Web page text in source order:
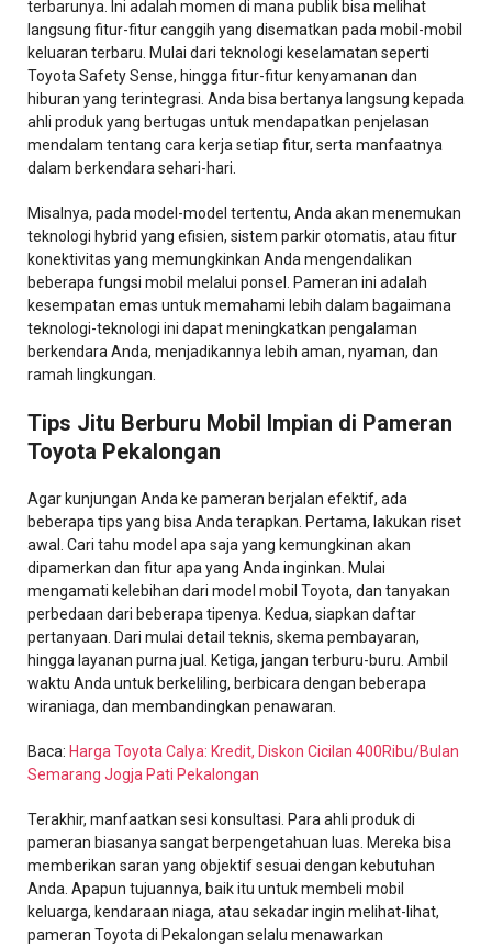
terbarunya. Ini adalah momen di mana publik bisa melihat
langsung fitur-fitur canggih yang disematkan pada mobil-mobil
keluaran terbaru. Mulai dari teknologi keselamatan seperti
Toyota Safety Sense, hingga fitur-fitur kenyamanan dan
hiburan yang terintegrasi. Anda bisa bertanya langsung kepada
ahli produk yang bertugas untuk mendapatkan penjelasan
mendalam tentang cara kerja setiap fitur, serta manfaatnya
dalam berkendara sehari-hari.
Misalnya, pada model-model tertentu, Anda akan menemukan
teknologi hybrid yang efisien, sistem parkir otomatis, atau fitur
konektivitas yang memungkinkan Anda mengendalikan
beberapa fungsi mobil melalui ponsel. Pameran ini adalah
kesempatan emas untuk memahami lebih dalam bagaimana
teknologi-teknologi ini dapat meningkatkan pengalaman
berkendara Anda, menjadikannya lebih aman, nyaman, dan
ramah lingkungan.
Tips Jitu Berburu Mobil Impian di Pameran
Toyota Pekalongan
Agar kunjungan Anda ke pameran berjalan efektif, ada
beberapa tips yang bisa Anda terapkan. Pertama, lakukan riset
awal. Cari tahu model apa saja yang kemungkinan akan
dipamerkan dan fitur apa yang Anda inginkan. Mulai
mengamati kelebihan dari model mobil Toyota, dan tanyakan
perbedaan dari beberapa tipenya. Kedua, siapkan daftar
pertanyaan. Dari mulai detail teknis, skema pembayaran,
hingga layanan purna jual. Ketiga, jangan terburu-buru. Ambil
waktu Anda untuk berkeliling, berbicara dengan beberapa
wiraniaga, dan membandingkan penawaran.
Baca: Harga Toyota Calya: Kredit, Diskon Cicilan 400Ribu/Bulan
Semarang Jogja Pati Pekalongan
Terakhir, manfaatkan sesi konsultasi. Para ahli produk di
pameran biasanya sangat berpengetahuan luas. Mereka bisa
memberikan saran yang objektif sesuai dengan kebutuhan
Anda. Apapun tujuannya, baik itu untuk membeli mobil
keluarga, kendaraan niaga, atau sekadar ingin melihat-lihat,
pameran Toyota di Pekalongan selalu menawarkan